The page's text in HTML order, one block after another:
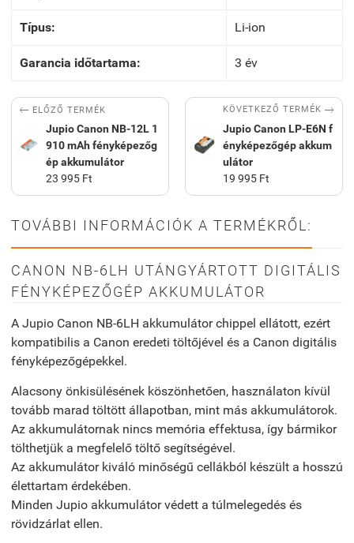
Típus: Li-ion
Garancia időtartama: 3 év
 ELŐZŐ TERMÉK
Jupio Canon NB-12L 1
910 mAh fényképezőg
ép akkumulátor
23 995 Ft
KÖVETKEZŐ TERMÉK 
Jupio Canon LP-E6N f
ényképezőgép akkum
ulátor
19 995 Ft
TOVÁBBI INFORMÁCIÓK A TERMÉKRŐL:
CANON NB-6LH UTÁNGYÁRTOTT DIGITÁLIS
FÉNYKÉPEZŐGÉP AKKUMULÁTOR
A Jupio Canon NB-6LH akkumulátor chippel ellátott, ezért
kompatibilis a Canon eredeti töltőjével és a Canon digitális
fényképezőgépekkel.
Alacsony önkisülésének köszönhetően, használaton kívül
tovább marad töltött állapotban, mint más akkumulátorok.
Az akkumulátornak nincs memória effektusa, így bármikor
tölthetjük a megfelelő töltő segítségével.
Az akkumulátor kiváló minőségű cellákból készült a hosszú
élettartam érdekében.
Minden Jupio akkumulátor védett a túlmelegedés és
rövidzárlat ellen.